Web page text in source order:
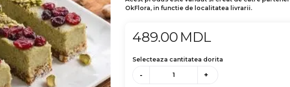
OkFlora, in functie de localitatea livrarii.
489.00 MDL
Selecteaza cantitatea dorita
- +